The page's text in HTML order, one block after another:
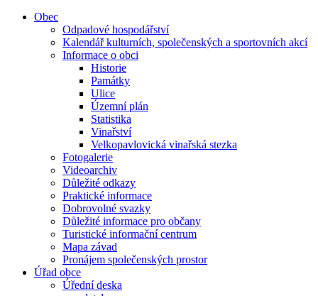
Obec
Odpadové hospodářství
Kalendář kulturních, společenských a sportovních akcí
Informace o obci
Historie
Památky
Ulice
Územní plán
Statistika
Vinařství
Velkopavlovická vinařská stezka
Fotogalerie
Videoarchiv
Důležité odkazy
Praktické informace
Dobrovolné svazky
Důležité informace pro občany
Turistické informační centrum
Mapa závad
Pronájem společenských prostor
Úřad obce
Úřední deska